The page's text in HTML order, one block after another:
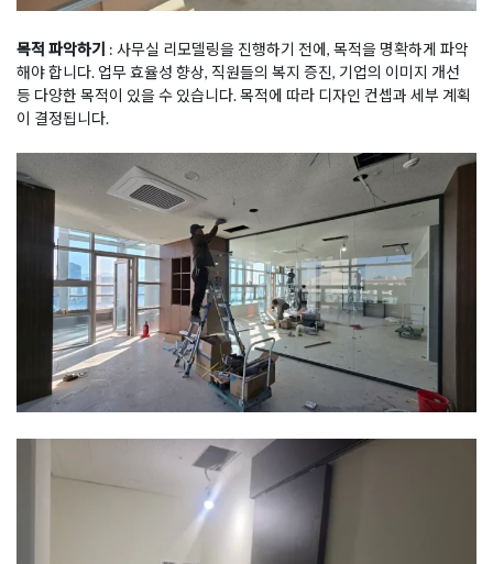
목적 파악하기 : 사무실 리모델링을 진행하기 전에, 목적을 명확하게 파악
해야 합니다. 업무 효율성 향상, 직원들의 복지 증진, 기업의 이미지 개선
등 다양한 목적이 있을 수 있습니다. 목적에 따라 디자인 컨셉과 세부 계획
이 결정됩니다.